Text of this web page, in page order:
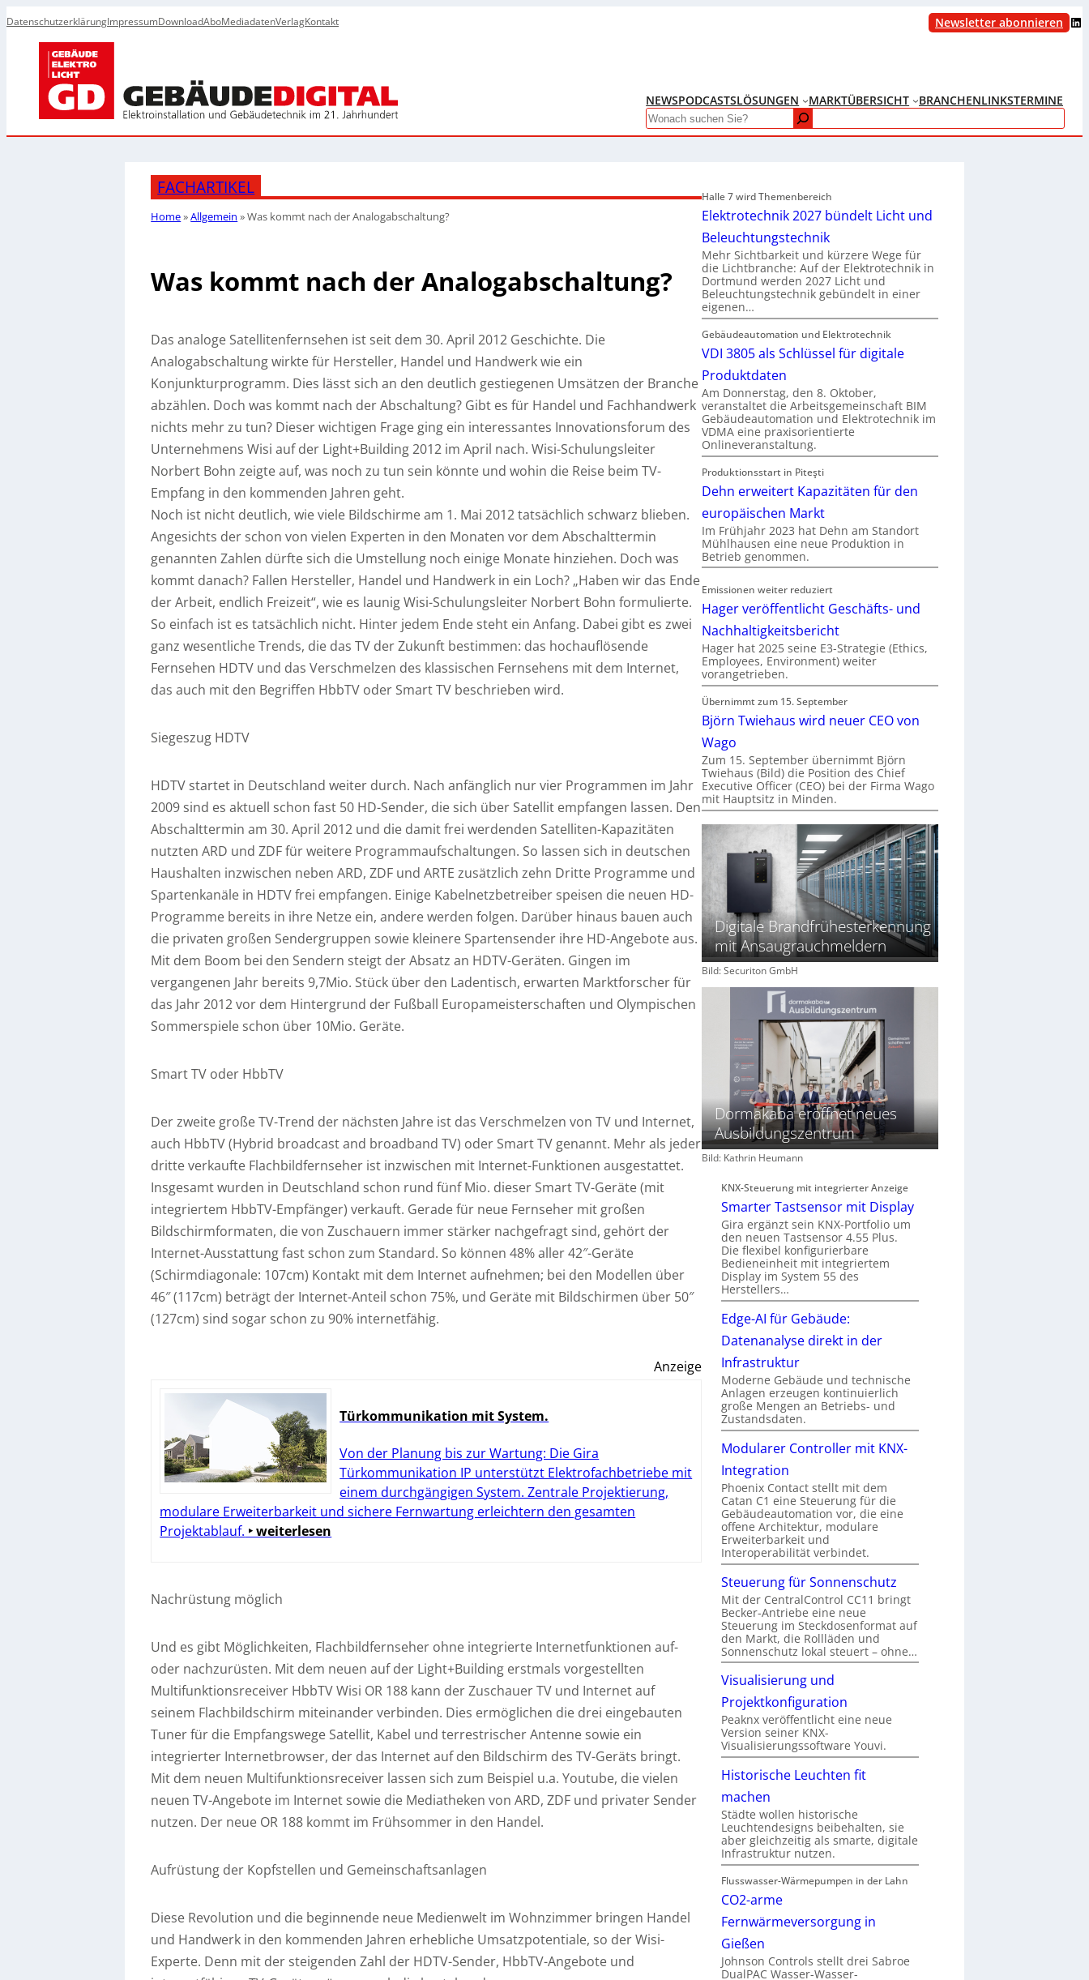
DatenschutzerklärungImpressumDownloadAboMediadatenVerlagKontakt Newsletter abonnieren LinkedIn
NEWSPODCASTSLÖSUNGEN MARKTÜBERSICHT BRANCHENLINKSTERMINE
Search
FACHARTIKEL
Home»Allgemein »Was kommt nach der Analogabschaltung?
Was kommt nach der Analogabschaltung?
Das analoge Satellitenfernsehen ist seit dem 30. April 2012 Geschichte. Die
Analogabschaltung wirkte für Hersteller, Handel und Handwerk wie ein
Konjunkturprogramm. Dies lässt sich an den deutlich gestiegenen Umsätzen der Branche
abzählen. Doch was kommt nach der Abschaltung? Gibt es für Handel und Fachhandwerk
nichts mehr zu tun? Dieser wichtigen Frage ging ein interessantes Innovationsforum des
Unternehmens Wisi auf der Light+Building 2012 im April nach. Wisi-Schulungsleiter
Norbert Bohn zeigte auf, was noch zu tun sein könnte und wohin die Reise beim TV-
Empfang in den kommenden Jahren geht.
Noch ist nicht deutlich, wie viele Bildschirme am 1. Mai 2012 tatsächlich schwarz blieben.
Angesichts der schon von vielen Experten in den Monaten vor dem Abschalttermin
genannten Zahlen dürfte sich die Umstellung noch einige Monate hinziehen. Doch was
kommt danach? Fallen Hersteller, Handel und Handwerk in ein Loch? „Haben wir das Ende
der Arbeit, endlich Freizeit“, wie es launig Wisi-Schulungsleiter Norbert Bohn formulierte.
So einfach ist es tatsächlich nicht. Hinter jedem Ende steht ein Anfang. Dabei gibt es zwei
ganz wesentliche Trends, die das TV der Zukunft bestimmen: das hochauflösende
Fernsehen HDTV und das Verschmelzen des klassischen Fernsehens mit dem Internet,
das auch mit den Begriffen HbbTV oder Smart TV beschrieben wird.
Siegeszug HDTV
HDTV startet in Deutschland weiter durch. Nach anfänglich nur vier Programmen im Jahr
2009 sind es aktuell schon fast 50 HD-Sender, die sich über Satellit empfangen lassen. Den
Abschalttermin am 30. April 2012 und die damit frei werdenden Satelliten-Kapazitäten
nutzten ARD und ZDF für weitere Programmaufschaltungen. So lassen sich in deutschen
Haushalten inzwischen neben ARD, ZDF und ARTE zusätzlich zehn Dritte Programme und
Spartenkanäle in HDTV frei empfangen. Einige Kabelnetzbetreiber speisen die neuen HD-
Programme bereits in ihre Netze ein, andere werden folgen. Darüber hinaus bauen auch
die privaten großen Sendergruppen sowie kleinere Spartensender ihre HD-Angebote aus.
Mit dem Boom bei den Sendern steigt der Absatz an HDTV-Geräten. Gingen im
vergangenen Jahr bereits 9,7Mio. Stück über den Ladentisch, erwarten Marktforscher für
das Jahr 2012 vor dem Hintergrund der Fußball Europameisterschaften und Olympischen
Sommerspiele schon über 10Mio. Geräte.
Smart TV oder HbbTV
Der zweite große TV-Trend der nächsten Jahre ist das Verschmelzen von TV und Internet,
auch HbbTV (Hybrid broadcast and broadband TV) oder Smart TV genannt. Mehr als jeder
dritte verkaufte Flachbildfernseher ist inzwischen mit Internet-Funktionen ausgestattet.
Insgesamt wurden in Deutschland schon rund fünf Mio. dieser Smart TV-Geräte (mit
integriertem HbbTV-Empfänger) verkauft. Gerade für neue Fernseher mit großen
Bildschirmformaten, die von Zuschauern immer stärker nachgefragt sind, gehört der
Internet-Ausstattung fast schon zum Standard. So können 48% aller 42″-Geräte
(Schirmdiagonale: 107cm) Kontakt mit dem Internet aufnehmen; bei den Modellen über
46″ (117cm) beträgt der Internet-Anteil schon 75%, und Geräte mit Bildschirmen über 50″
(127cm) sind sogar schon zu 90% internetfähig.
Anzeige
Türkommunikation mit System.
Von der Planung bis zur Wartung: Die Gira
Türkommunikation IP unterstützt Elektrofachbetriebe mit
einem durchgängigen System. Zentrale Projektierung,
modulare Erweiterbarkeit und sichere Fernwartung erleichtern den gesamten
Projektablauf. ‣ weiterlesen
Nachrüstung möglich
Und es gibt Möglichkeiten, Flachbildfernseher ohne integrierte Internetfunktionen auf-
oder nachzurüsten. Mit dem neuen auf der Light+Building erstmals vorgestellten
Multifunktionsreceiver HbbTV Wisi OR 188 kann der Zuschauer TV und Internet auf
seinem Flachbildschirm miteinander verbinden. Dies ermöglichen die drei eingebauten
Tuner für die Empfangswege Satellit, Kabel und terrestrischer Antenne sowie ein
integrierter Internetbrowser, der das Internet auf den Bildschirm des TV-Geräts bringt.
Mit dem neuen Multifunktionsreceiver lassen sich zum Beispiel u.a. Youtube, die vielen
neuen TV-Angebote im Internet sowie die Mediatheken von ARD, ZDF und privater Sender
nutzen. Der neue OR 188 kommt im Frühsommer in den Handel.
Aufrüstung der Kopfstellen und Gemeinschaftsanlagen
Diese Revolution und die beginnende neue Medienwelt im Wohnzimmer bringen Handel
und Handwerk in den kommenden Jahren erhebliche Umsatzpotentiale, so der Wisi-
Experte. Denn mit der steigenden Zahl der HDTV-Sender, HbbTV-Angebote und
Halle 7 wird Themenbereich
Elektrotechnik 2027 bündelt Licht und
Beleuchtungstechnik
Mehr Sichtbarkeit und kürzere Wege für
die Lichtbranche: Auf der Elektrotechnik in
Dortmund werden 2027 Licht und
Beleuchtungstechnik gebündelt in einer
eigenen…
Gebäudeautomation und Elektrotechnik
VDI 3805 als Schlüssel für digitale
Produktdaten
Am Donnerstag, den 8. Oktober,
veranstaltet die Arbeitsgemeinschaft BIM
Gebäudeautomation und Elektrotechnik im
VDMA eine praxisorientierte
Onlineveranstaltung.
Produktionsstart in Piteşti
Dehn erweitert Kapazitäten für den
europäischen Markt
Im Frühjahr 2023 hat Dehn am Standort
Mühlhausen eine neue Produktion in
Betrieb genommen.
Emissionen weiter reduziert
Hager veröffentlicht Geschäfts- und
Nachhaltigkeitsbericht
Hager hat 2025 seine E3-Strategie (Ethics,
Employees, Environment) weiter
vorangetrieben.
Übernimmt zum 15. September
Björn Twiehaus wird neuer CEO von
Wago
Zum 15. September übernimmt Björn
Twiehaus (Bild) die Position des Chief
Executive Officer (CEO) bei der Firma Wago
mit Hauptsitz in Minden.
Digitale Brandfrühesterkennung
mit Ansaugrauchmeldern
Bild: Securiton GmbH
Dormakaba eröffnet neues
Ausbildungszentrum
Bild: Kathrin Heumann
KNX-Steuerung mit integrierter Anzeige
Smarter Tastsensor mit Display
Gira ergänzt sein KNX-Portfolio um
den neuen Tastsensor 4.55 Plus.
Die flexibel konfigurierbare
Bedieneinheit mit integriertem
Display im System 55 des
Herstellers…
Edge-AI für Gebäude:
Datenanalyse direkt in der
Infrastruktur
Moderne Gebäude und technische
Anlagen erzeugen kontinuierlich
große Mengen an Betriebs- und
Zustandsdaten.
Modularer Controller mit KNX-
Integration
Phoenix Contact stellt mit dem
Catan C1 eine Steuerung für die
Gebäudeautomation vor, die eine
offene Architektur, modulare
Erweiterbarkeit und
Interoperabilität verbindet.
Steuerung für Sonnenschutz
Mit der CentralControl CC11 bringt
Becker-Antriebe eine neue
Steuerung im Steckdosenformat auf
den Markt, die Rollläden und
Sonnenschutz lokal steuert – ohne…
Visualisierung und
Projektkonfiguration
Peaknx veröffentlicht eine neue
Version seiner KNX-
Visualisierungssoftware Youvi.
Historische Leuchten fit
machen
Städte wollen historische
Leuchtendesigns beibehalten, sie
aber gleichzeitig als smarte, digitale
Infrastruktur nutzen.
Flusswasser-Wärmepumpen in der Lahn
CO2-arme
Fernwärmeversorgung in
Gießen
Johnson Controls stellt drei Sabroe
DualPAC Wasser-Wasser-